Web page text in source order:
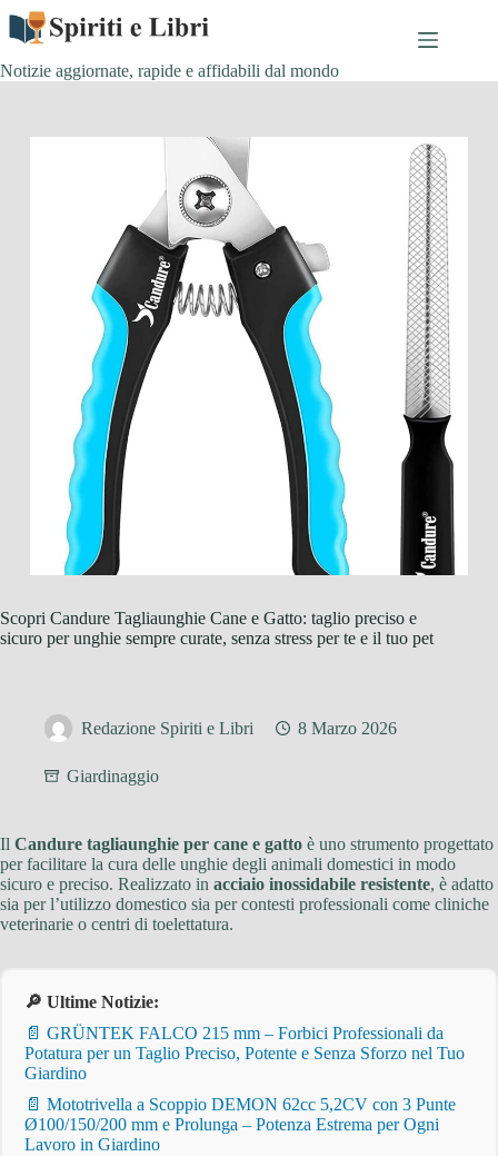
Salta
contenuto
Notizie aggiornate, rapide e affidabili dal mondo
Scopri Candure Tagliaunghie Cane e Gatto: taglio preciso e
sicuro per unghie sempre curate, senza stress per te e il tuo pet
Redazione Spiriti e Libri 8 Marzo 2026
Giardinaggio
Il Candure tagliaunghie per cane e gatto è uno strumento progettato
per facilitare la cura delle unghie degli animali domestici in modo
sicuro e preciso. Realizzato in acciaio inossidabile resistente, è adatto
sia per l’utilizzo domestico sia per contesti professionali come cliniche
veterinarie o centri di toelettatura.
🔎 Ultime Notizie:
📄 GRÜNTEK FALCO 215 mm – Forbici Professionali da
Potatura per un Taglio Preciso, Potente e Senza Sforzo nel Tuo
Giardino
📄 Mototrivella a Scoppio DEMON 62cc 5,2CV con 3 Punte
Ø100/150/200 mm e Prolunga – Potenza Estrema per Ogni
Lavoro in Giardino